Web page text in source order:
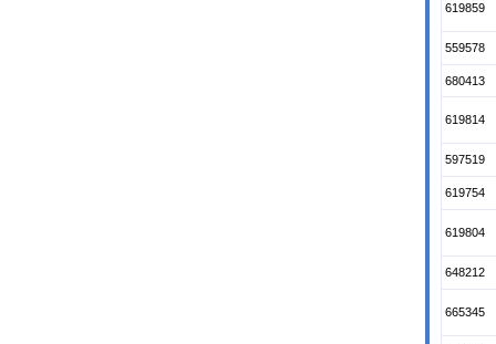
619859
559578
680413
619814
597519
619754
619804
648212
665345